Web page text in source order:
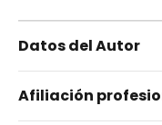
Datos del Autor
Afiliación